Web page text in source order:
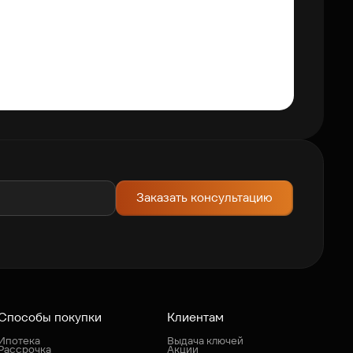
Заказать консультацию
покупки Клиентам
Выдача ключей
Акции